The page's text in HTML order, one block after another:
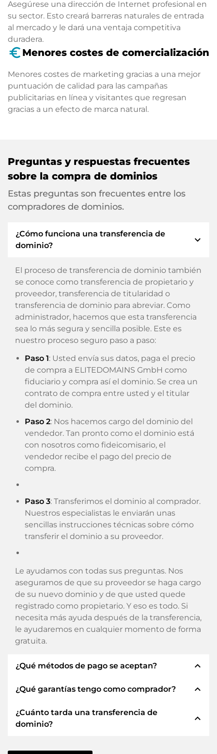
Asegúrese una dirección de Internet profesional en
su sector. Esto creará barreras naturales de entrada
al mercado y le dará una ventaja competitiva
duradera.
euro_symbol Menores costes de comercialización
Menores costes de marketing gracias a una mejor
puntuación de calidad para las campañas
publicitarias en línea y visitantes que regresan
gracias a un efecto de marca natural.
Preguntas y respuestas frecuentes
sobre la compra de dominios
Estas preguntas son frecuentes entre los
compradores de dominios.
¿Cómo funciona una transferencia de
dominio?
expand_more
El proceso de transferencia de dominio también
se conoce como transferencia de propietario y
proveedor, transferencia de titularidad o
transferencia de dominio para abreviar. Como
administrador, hacemos que esta transferencia
sea lo más segura y sencilla posible. Este es
nuestro proceso seguro paso a paso:
Paso 1: Usted envía sus datos, paga el precio
de compra a ELITEDOMAINS GmbH como
fiduciario y compra así el dominio. Se crea un
contrato de compra entre usted y el titular
del dominio.
Paso 2: Nos hacemos cargo del dominio del
vendedor. Tan pronto como el dominio está
con nosotros como fideicomisario, el
vendedor recibe el pago del precio de
compra.
Paso 3: Transferimos el dominio al comprador.
Nuestros especialistas le enviarán unas
sencillas instrucciones técnicas sobre cómo
transferir el dominio a su proveedor.
Le ayudamos con todas sus preguntas. Nos
aseguramos de que su proveedor se haga cargo
de su nuevo dominio y de que usted quede
registrado como propietario. Y eso es todo. Si
necesita más ayuda después de la transferencia,
le ayudaremos en cualquier momento de forma
gratuita.
¿Qué métodos de pago se aceptan? expand_less
Utilizamos SEPA como prepago y utilizamos
para los métodos de pago disponibles como:
Tarjetas de crédito, PayPal, Klarna, ApplePay,
¿Qué garantías tengo como comprador? expand_less
Siempre le garantizamos como comprador las
siguientes seguridades. Esto es lo que
¿Cuánto tarda una transferencia de
dominio?
expand_less
La transferencia de dominio a un nuevo